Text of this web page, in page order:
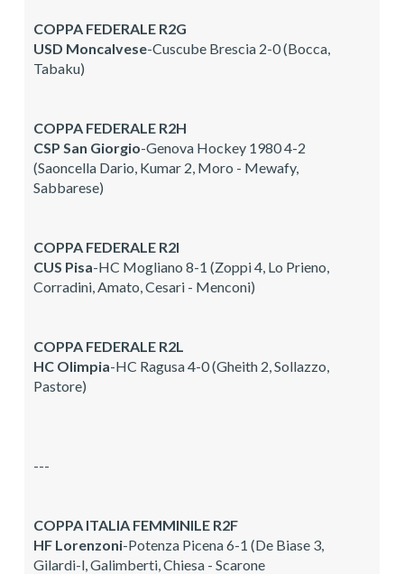
COPPA FEDERALE R2G
USD Moncalvese-Cuscube Brescia 2-0 (Bocca,
Tabaku)
COPPA FEDERALE R2H
CSP San Giorgio-Genova Hockey 1980 4-2
(Saoncella Dario, Kumar 2, Moro - Mewafy,
Sabbarese)
COPPA FEDERALE R2I
CUS Pisa-HC Mogliano 8-1 (Zoppi 4, Lo Prieno,
Corradini, Amato, Cesari - Menconi)
COPPA FEDERALE R2L
HC Olimpia-HC Ragusa 4-0 (Gheith 2, Sollazzo,
Pastore)
---
COPPA ITALIA FEMMINILE R2F
HF Lorenzoni-Potenza Picena 6-1 (De Biase 3,
Gilardi-l, Galimberti, Chiesa - Scarone